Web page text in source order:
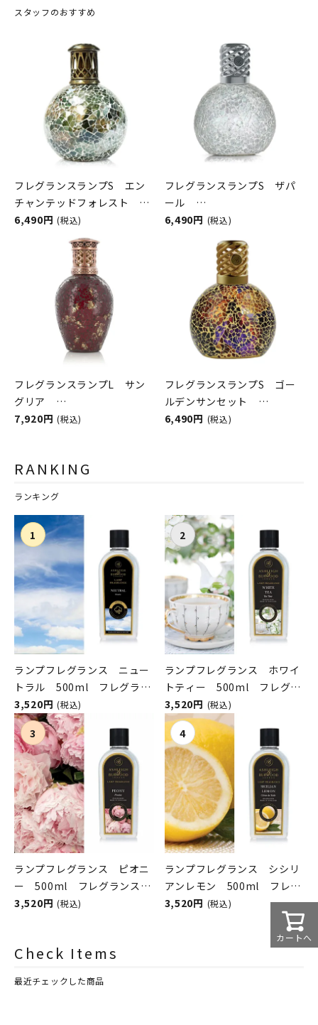
スタッフのおすすめ
フレグランスランプS エン
チャンテッドフォレスト
ASHLEIGH&BURWOOD（ア
シュレイアンドバーウッド）
6,490円 (税込)
フレグランスランプS ザパ
ール
ASHLEIGH&BURWOOD（ア
シュレイアンドバーウッド）
6,490円 (税込)
フレグランスランプL サン
グリア
ASHLEIGH&BURWOOD（ア
7,920円 (税込)
フレグランスランプS ゴー
ルデンサンセット
ASHLEIGH&BURWOOD（ア
6,490円 (税込)
RANKING
ランキング
ランプフレグランス ニュー
トラル 500ml フレグラン
スランプ用オイル
ASHLEIGH&BURWOOD（ア
シュレイアンドバーウッド）
3,520円 (税込)
ランプフレグランス ホワイ
トティー 500ml フレグラ
ンスランプ用オイル
ASHLEIGH&BURWOOD（ア
シュレイアンドバーウッド）
3,520円 (税込)
ランプフレグランス ピオニ
ー 500ml フレグランスラ
ンプ用オイル
3,520円 (税込)
ランプフレグランス シシリ
アンレモン 500ml フレグ
ランスランプ用オイル
ASHLEIGH&BURWOOD（ア
シュレイアンドバーウッド）
3,520円 (税込)
Check Items
最近チェックした商品
カートへ